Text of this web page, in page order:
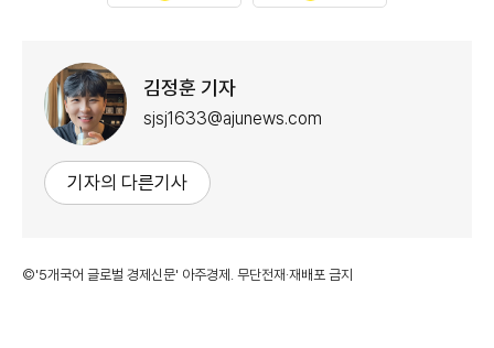
김정훈 기자
sjsj1633@ajunews.com
기자의 다른기사
©'5개국어 글로벌 경제신문' 아주경제. 무단전재·재배포 금지